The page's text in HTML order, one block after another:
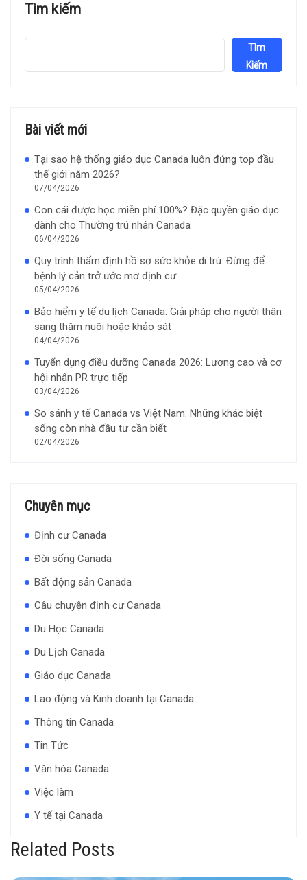
Tìm kiếm
Tìm
Kiếm
Bài viết mới
Tại sao hệ thống giáo dục Canada luôn đứng top đầu
thế giới năm 2026?
07/04/2026
Con cái được học miễn phí 100%? Đặc quyền giáo dục
dành cho Thường trú nhân Canada
06/04/2026
Quy trình thẩm định hồ sơ sức khỏe di trú: Đừng để
bệnh lý cản trở ước mơ định cư
05/04/2026
Bảo hiểm y tế du lịch Canada: Giải pháp cho người thân
sang thăm nuôi hoặc khảo sát
04/04/2026
Tuyển dụng điều dưỡng Canada 2026: Lương cao và cơ
hội nhận PR trực tiếp
03/04/2026
So sánh y tế Canada vs Việt Nam: Những khác biệt
sống còn nhà đầu tư cần biết
02/04/2026
Chuyên mục
Định cư Canada
Đời sống Canada
Bất động sản Canada
Câu chuyện định cư Canada
Du Học Canada
Du Lịch Canada
Giáo dục Canada
Lao động và Kinh doanh tại Canada
Thông tin Canada
Tin Tức
Văn hóa Canada
Việc làm
Y tế tại Canada
Related Posts